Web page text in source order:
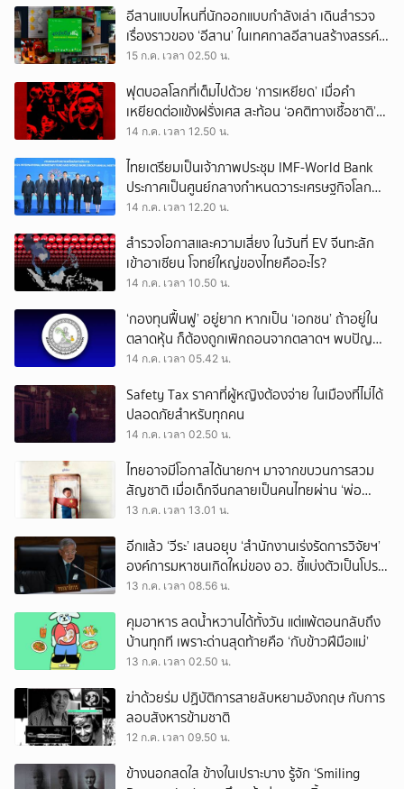
อีสานแบบไหนที่นักออกแบบกำลังเล่า เดินสำรวจ
เรื่องราวของ ‘อีสาน’ ในเทศกาลอีสานสร้างสรรค์
2569
15 ก.ค. เวลา 02.50 น.
ฟุตบอลโลกที่เต็มไปด้วย ‘การเหยียด’ เมื่อคำ
เหยียดต่อแข้งฝรั่งเศส สะท้อน ‘อคติทางเชื้อชาติ’
ในสังคมยุโรป
14 ก.ค. เวลา 12.50 น.
ไทยเตรียมเป็นเจ้าภาพประชุม IMF-World Bank
ประกาศเป็นศูนย์กลางกำหนดวาระเศรษฐกิจโลก
โชว์ศักยภาพฮับการลงทุนของเอเชีย
14 ก.ค. เวลา 12.20 น.
สำรวจโอกาสและความเสี่ยง ในวันที่ EV จีนทะลัก
เข้าอาเซียน โจทย์ใหญ่ของไทยคืออะไร?
14 ก.ค. เวลา 10.50 น.
‘กองทุนฟื้นฟู’ อยู่ยาก หากเป็น ‘เอกชน’ ถ้าอยู่ใน
ตลาดหุ้น ก็ต้องถูกเพิกถอนจากตลาดฯ พบปัญหา
แม้แต่ สตง.ก็ไม่รับรองงบการเงิน
14 ก.ค. เวลา 05.42 น.
Safety Tax ราคาที่ผู้หญิงต้องจ่าย ในเมืองที่ไม่ได้
ปลอดภัยสำหรับทุกคน
14 ก.ค. เวลา 02.50 น.
ไทยอาจมีโอกาสได้นายกฯ มาจากขบวนการสวม
สัญชาติ เมื่อเด็กจีนกลายเป็นคนไทยผ่าน ‘พ่อ
ทิพย์’
13 ก.ค. เวลา 13.01 น.
อีกแล้ว ‘วีระ’ เสนอยุบ ‘สำนักงานเร่งรัดการวิจัยฯ’
องค์การมหาชนเกิดใหม่ของ อว. ชี้แบ่งตัวเป็นโปรโต
ซัว ภารกิจซ้ำซ้อน
13 ก.ค. เวลา 08.56 น.
คุมอาหาร ลดน้ำหวานได้ทั้งวัน แต่แพ้ตอนกลับถึง
บ้านทุกที เพราะด่านสุดท้ายคือ ‘กับข้าวฝีมือแม่’
13 ก.ค. เวลา 02.50 น.
ฆ่าด้วยร่ม ปฏิบัติการสายลับหยามอังกฤษ กับการ
ลอบสังหารข้ามชาติ
12 ก.ค. เวลา 09.50 น.
ข้างนอกสดใส ข้างในเปราะบาง รู้จัก ‘Smiling